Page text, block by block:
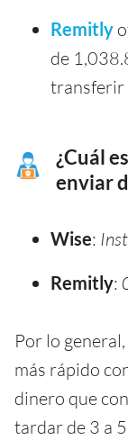
Remitly
de
transferir
¿Cuál
enviar
Wise:
Remitly:
Por lo
más rápido
dinero que
tardar de 3 a